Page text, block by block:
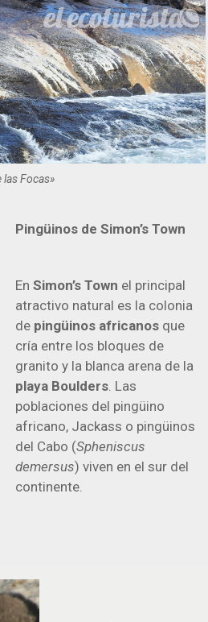
las Focas»
Pingüinos de Simon’s Town
EnSimon’s Town el principal
atractivo natural es la colonia
de pingüinos africanos que
cría entre los bloques de
granito y la blanca arena de la
playa Boulders. Las
poblaciones del pingüino
africano, Jackass o pingüinos
del Cabo (Spheniscus
demersus) viven en el sur del
continente.